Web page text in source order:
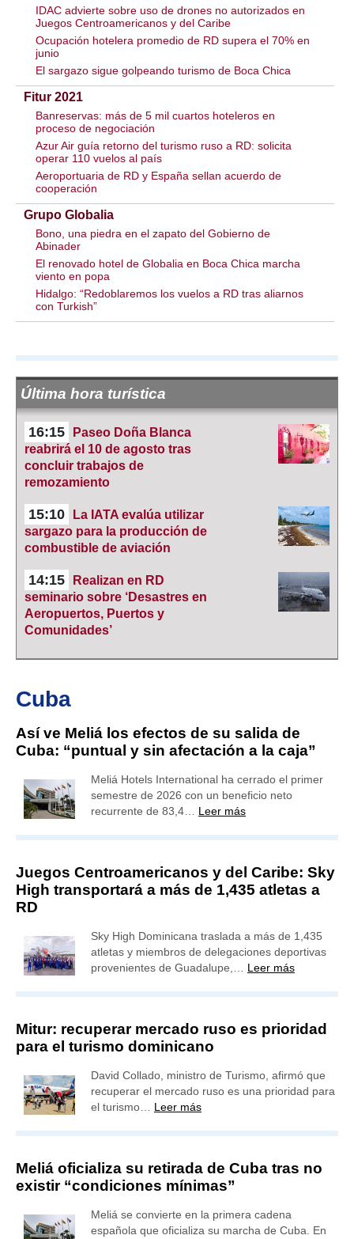
IDAC advierte sobre uso de drones no autorizados en
Juegos Centroamericanos y del Caribe
Ocupación hotelera promedio de RD supera el 70% en
junio
El sargazo sigue golpeando turismo de Boca Chica
Fitur 2021
Banreservas: más de 5 mil cuartos hoteleros en
proceso de negociación
Azur Air guía retorno del turismo ruso a RD: solicita
operar 110 vuelos al país
Aeroportuaria de RD y España sellan acuerdo de
cooperación
Grupo Globalia
Bono, una piedra en el zapato del Gobierno de
Abinader
El renovado hotel de Globalia en Boca Chica marcha
viento en popa
Hidalgo: “Redoblaremos los vuelos a RD tras aliarnos
con Turkish”
Última hora turística
16:15
Paseo Doña Blanca
reabrirá el 10 de agosto tras
concluir trabajos de
remozamiento
15:10
La IATA evalúa utilizar
sargazo para la producción de
combustible de aviación
14:15
Realizan en RD
seminario sobre ‘Desastres en
Aeropuertos, Puertos y
Comunidades’
Cuba
Así ve Meliá los efectos de su salida de
Cuba: “puntual y sin afectación a la caja”
Meliá Hotels International ha cerrado el primer
semestre de 2026 con un beneficio neto
recurrente de 83,4… Leer más
Juegos Centroamericanos y del Caribe: Sky
High transportará a más de 1,435 atletas a
RD
Sky High Dominicana traslada a más de 1,435
atletas y miembros de delegaciones deportivas
provenientes de Guadalupe,… Leer más
Mitur: recuperar mercado ruso es prioridad
para el turismo dominicano
David Collado, ministro de Turismo, afirmó que
recuperar el mercado ruso es una prioridad para
el turismo… Leer más
Meliá oficializa su retirada de Cuba tras no
existir “condiciones mínimas”
Meliá se convierte en la primera cadena
española que oficializa su marcha de Cuba. En